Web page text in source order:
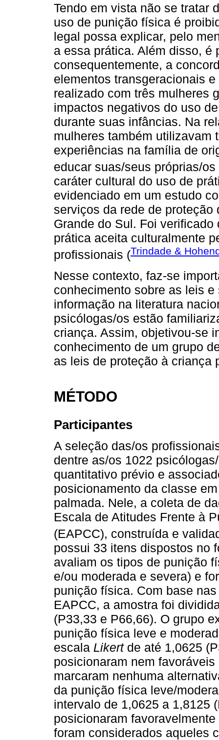
Tendo em vista não se tratar
uso de punição física é
legal possa explicar, pelo
a essa prática. Além disso, é
consequentemente, a
elementos transgeracionais
realizado com três mulheres
impactos negativos do uso
durante suas infâncias. Na
mulheres também utilizavam
experiências na família de
educar suas/seus próprias/
caráter cultural do uso de
evidenciado em um estudo
serviços da rede de
Grande do Sul. Foi
prática aceita culturalmente
profissionais (Trindade &
Nesse contexto, faz-se
conhecimento sobre as leis
informação na literatura
psicólogas/os estão
criança. Assim, objetivou-se
conhecimento de um grupo
as leis de proteção à criança
MÉTODO
Participantes
A seleção das/os
dentre as/os 1022
quantitativo prévio e
posicionamento da classe
palmada. Nele, a coleta de
Escala de Atitudes Frente à
(EAPCC), construída e
possui 33 itens dispostos no
avaliam os tipos de punição
e/ou moderada e severa) e
punição física. Com base
EAPCC, a amostra foi
(P33,33 e P66,66). O grupo
punição física leve e
escala Likertde até 1,0625
posicionaram nem
marcaram nenhuma
da punição física leve/
intervalo de 1,0625 a 1,8125
posicionaram
foram considerados aqueles